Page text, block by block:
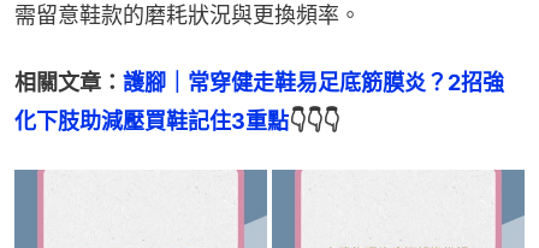
需留意鞋款的磨耗狀況與更換頻率。
相關文章： 護腳｜常穿健走鞋易足底筋膜炎？2招強
化下肢助減壓買鞋記住3重點👇👇👇